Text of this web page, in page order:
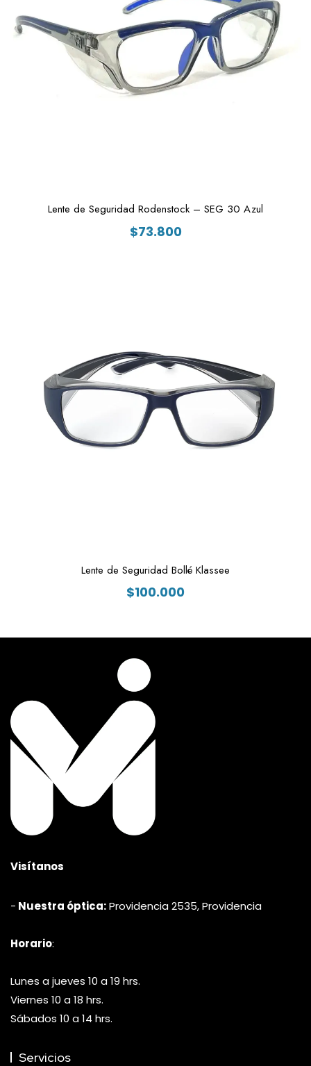
Lente de Seguridad Rodenstock – SEG 30 Azul
$73.800
Lente de Seguridad Bollé Klassee
$100.000
Visítanos
- Nuestra óptica:Providencia 2535, Providencia
Horario:
Lunes a jueves 10 a 19 hrs.
Viernes 10 a 18 hrs.
Sábados 10 a 14 hrs.
Servicios